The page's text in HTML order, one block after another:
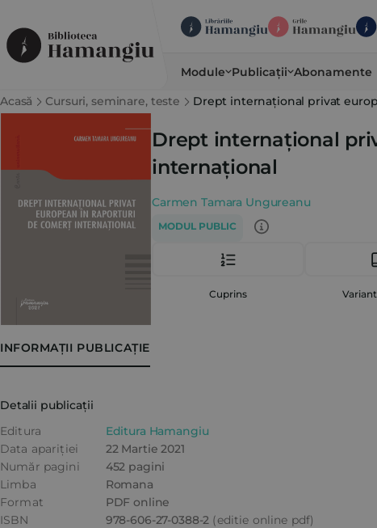
Module Publicații Abonamente
Acasă Cursuri, seminare, teste Drept internațional privat
Drept internațional
internațional
Carmen Tamara Ungureanu
MODUL PUBLIC
Cuprins
INFORMAȚII PUBLICAȚIE
Detalii publicații
Editura
Editura Hamangiu
Data apariției
22 Martie 2021
Număr pagini
452 pagini
Limba
Romana
Format
PDF online
ISBN
978-606-27-0388-2 (editie online pdf)